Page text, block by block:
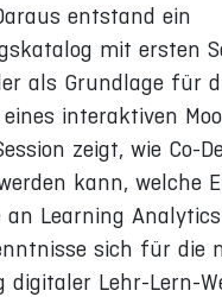
entstand ein
mit ersten
als Grundlage für
interaktiven
zeigt, wie Co-
kann, welche
an Learning
sich für die
digitaler Lehr-Lern-